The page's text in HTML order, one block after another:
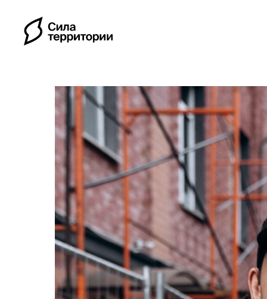
Календарь
Индивидуальные
Россия